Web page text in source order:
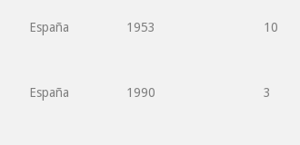
España 1953 10
España 1990 3